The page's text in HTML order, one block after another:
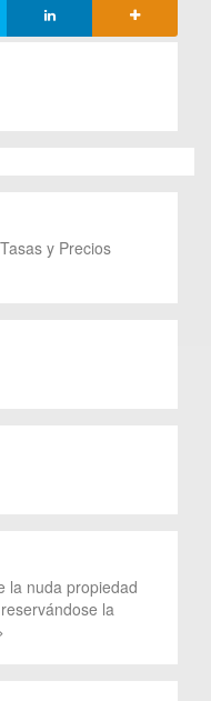
y Precios
la nuda propiedad
la